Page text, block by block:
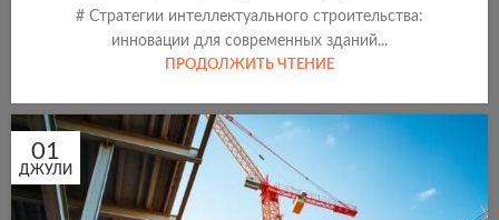
# Стратегии интеллектуального строительства:
инновации для современных зданий...
ПРОДОЛЖИТЬ ЧТЕНИЕ
01
ДЖУЛИ